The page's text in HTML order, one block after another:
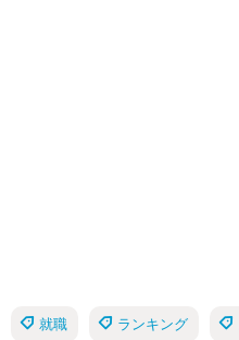
就職 ランキング